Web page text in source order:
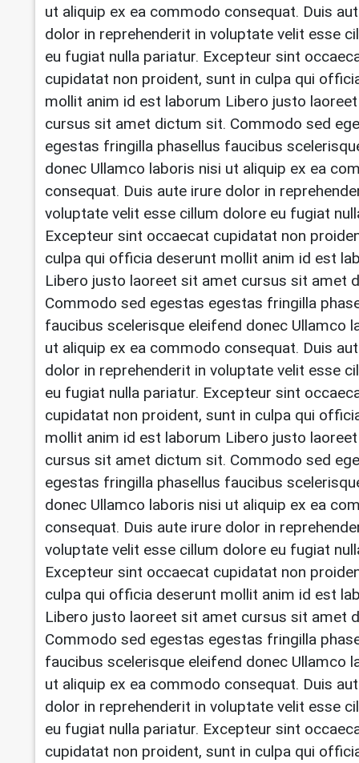
ut aliquip ex ea commodo consequat. Duis
dolor in reprehenderit in voluptate velit esse
eu fugiat nulla pariatur. Excepteur sint
cupidatat non proident, sunt in culpa qui
mollit anim id est laborum Libero justo
cursus sit amet dictum sit. Commodo sed
egestas fringilla phasellus faucibus
donec Ullamco laboris nisi ut aliquip ex ea
consequat. Duis aute irure dolor in
voluptate velit esse cillum dolore eu fugiat
Excepteur sint occaecat cupidatat non
culpa qui officia deserunt mollit anim id est
Libero justo laoreet sit amet cursus sit amet
Commodo sed egestas egestas fringilla
faucibus scelerisque eleifend donec Ullamco
ut aliquip ex ea commodo consequat. Duis
dolor in reprehenderit in voluptate velit esse
eu fugiat nulla pariatur. Excepteur sint
cupidatat non proident, sunt in culpa qui
mollit anim id est laborum Libero justo
cursus sit amet dictum sit. Commodo sed
egestas fringilla phasellus faucibus
donec Ullamco laboris nisi ut aliquip ex ea
consequat. Duis aute irure dolor in
voluptate velit esse cillum dolore eu fugiat
Excepteur sint occaecat cupidatat non
culpa qui officia deserunt mollit anim id est
Libero justo laoreet sit amet cursus sit amet
Commodo sed egestas egestas fringilla
faucibus scelerisque eleifend donec Ullamco
ut aliquip ex ea commodo consequat. Duis
dolor in reprehenderit in voluptate velit esse
eu fugiat nulla pariatur. Excepteur sint
cupidatat non proident, sunt in culpa qui